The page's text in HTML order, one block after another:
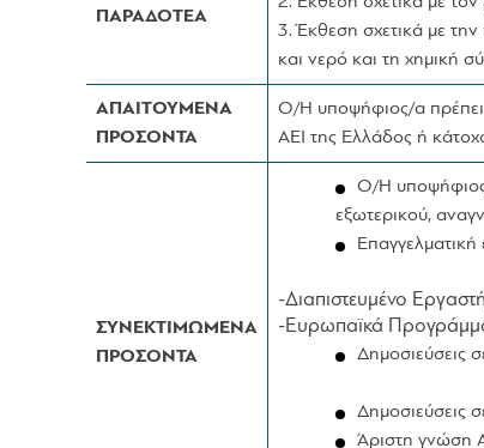
ΠΑΡΑΔΟΤΕΑ
3. Έκθεση σχετικά με την
και νερό και τη χημική
ΑΠΑΙΤΟΥΜΕΝΑ
ΠΡΟΣΟΝΤΑ
Ο/Η υποψήφιος/α πρέπει
ΑΕΙ της Ελλάδος ή
ΣΥΝΕΚΤΙΜΩΜΕΝΑ
ΠΡΟΣΟΝΤΑ
Ο/Η υποψήφιος/
εξωτερικού,
Επαγγελματική
-Διαπιστευμένο
-Ευρωπαϊκά
Δημοσιεύσεις
Δημοσιεύσεις
Άριστη γνώση